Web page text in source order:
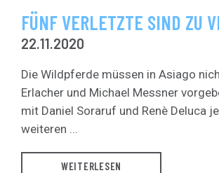
FÜNF VERLETZTE SIND ZU
22.11.2020
Die Wildpferde müssen in Asiago
Erlacher und Michael Messner
mit Daniel Soraruf und Renè Deluca
weiteren ...
WEITERLESEN